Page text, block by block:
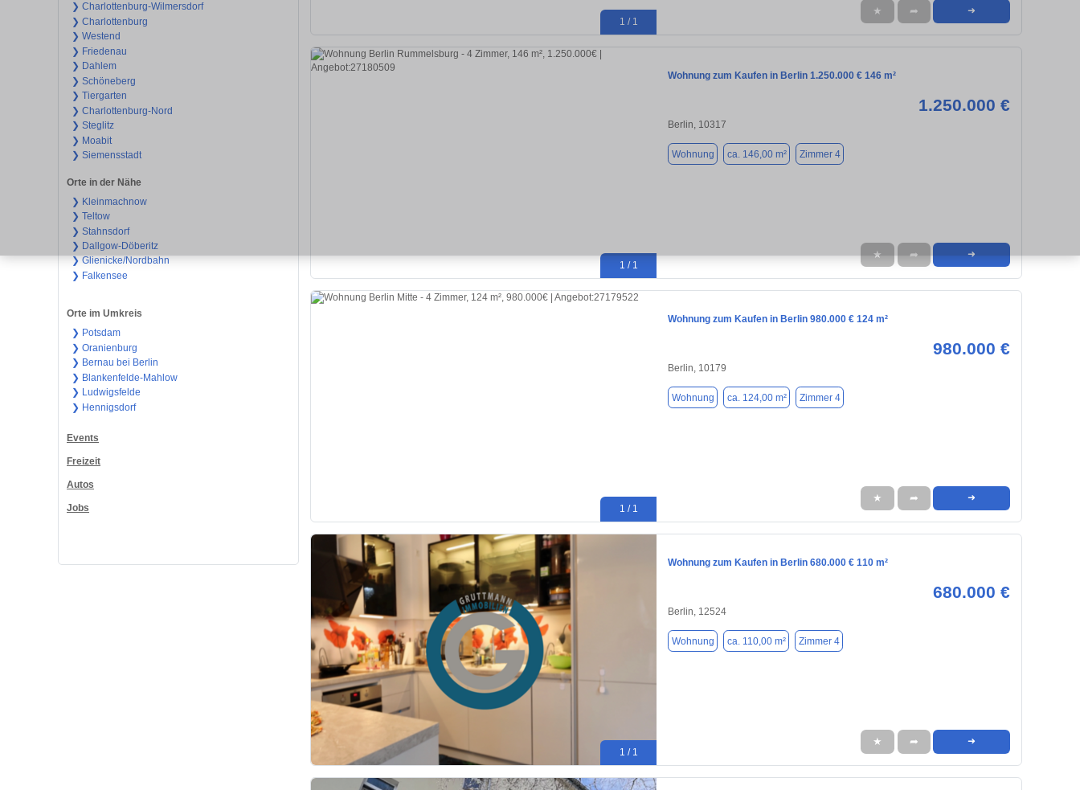
❯ Charlottenburg-Wilmersdorf
❯ Charlottenburg
❯ Westend
❯ Friedenau
❯ Dahlem
❯ Schöneberg
❯ Tiergarten
❯ Charlottenburg-Nord
❯ Steglitz
❯ Moabit
❯ Siemensstadt
Orte in der Nähe
❯ Kleinmachnow
❯ Teltow
❯ Stahnsdorf
❯ Dallgow-Döberitz
❯ Glienicke/Nordbahn
❯ Falkensee
Orte im Umkreis
❯ Potsdam
❯ Oranienburg
❯ Bernau bei Berlin
❯ Blankenfelde-Mahlow
❯ Ludwigsfelde
❯ Hennigsdorf
Events
Freizeit
Autos
Jobs
1 / 1
★ ➦ ➜
1 / 1
Wohnung zum Kaufen in Berlin 1.250.000 € 146 m²
1.250.000 €
Berlin, 10317
Wohnung ca. 146,00 m² Zimmer 4
★ ➦ ➜
1 / 1
Wohnung zum Kaufen in Berlin 980.000 € 124 m²
980.000 €
Berlin, 10179
Wohnung ca. 124,00 m² Zimmer 4
★ ➦ ➜
1 / 1
Wohnung zum Kaufen in Berlin 680.000 € 110 m²
680.000 €
Berlin, 12524
Wohnung ca. 110,00 m² Zimmer 4
★ ➦ ➜